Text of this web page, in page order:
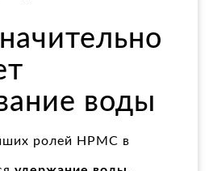
воды
ролей HPMC в